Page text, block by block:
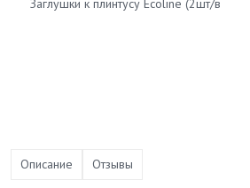
Описание Отзывы